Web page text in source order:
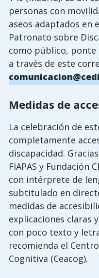
personas con
aseos adaptados en
Patronato sobre
como público, ponte
a través de este
Medidas de
La celebración de
completamente
discapacidad.
FIAPAS y Fundación
con intérprete de
subtitulado en
medidas de
explicaciones claras
con poco texto y
recomienda el
Cognitiva (Ceacog).